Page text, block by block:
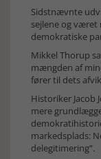
Sidstnævnte
sejlene og været
demokratiske
Mikkel Thorup
mængden af
fører til dets
Historiker Jacob
mere
markedsplads:
delegitimering”.